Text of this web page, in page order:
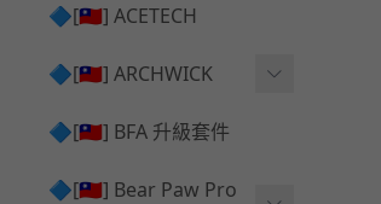
[夢神⧸Morpheus] 不鏽鋼
內管
套件
🔷[🇹🇼] ACETECH
🔷[🇹🇼] ARCHWICK
衝鋒套件 Convertion Kit
MWS 升級組件
🔷[🇹🇼] BFA 升級套件
🔷[🇹🇼] Bear Paw Pro